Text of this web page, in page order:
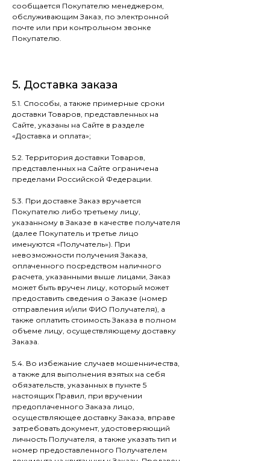
сообщается Покупателю менеджером,
обслуживающим Заказ, по электронной
почте или при контрольном звонке
Покупателю.
5. Доставка заказа
5.1. Способы, а также примерные сроки
доставки Товаров, представленных на
Сайте, указаны на Сайте в разделе
«Доставка и оплата»;
5.2. Территория доставки Товаров,
представленных на Сайте ограничена
пределами Российской Федерации.
5.3. При доставке Заказ вручается
Покупателю либо третьему лицу,
указанному в Заказе в качестве получателя
(далее Покупатель и третье лицо
именуются «Получатель»). При
невозможности получения Заказа,
оплаченного посредством наличного
расчета, указанными выше лицами, Заказ
может быть вручен лицу, который может
предоставить сведения о Заказе (номер
отправления и/или ФИО Получателя), а
также оплатить стоимость Заказа в полном
объеме лицу, осуществляющему доставку
Заказа.
5.4. Во избежание случаев мошенничества,
а также для выполнения взятых на себя
обязательств, указанных в пункте 5
настоящих Правил, при вручении
предоплаченного Заказа лицо,
осуществляющее доставку Заказа, вправе
затребовать документ, удостоверяющий
личность Получателя, а также указать тип и
номер предоставленного Получателем